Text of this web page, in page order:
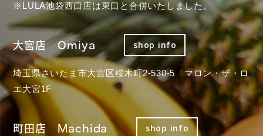
※LULA池袋西口店は東口と合併いたしました。
大宮店 Omiya shop info
埼玉県さいたま市大宮区桜木町2-530-5 マロン・ザ・ロ
エ大宮1F
町田店 Machida shop info